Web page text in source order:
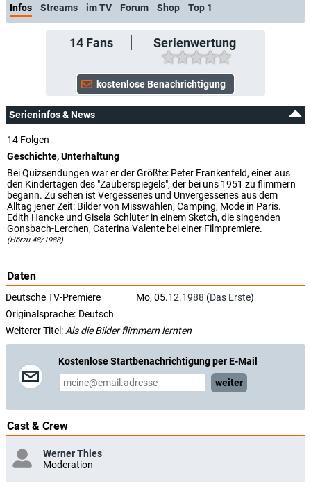
Infos Streams im TV Forum Shop Top 1
14Fans Serienwertung
Serieninfos & News
14 Folgen
Geschichte, Unterhaltung
Bei Quizsendungen war er der Größte: Peter Frankenfeld, einer aus
den Kindertagen des "Zauberspiegels", der bei uns 1951 zu flimmern
begann. Zu sehen ist Vergessenes und Unvergessenes aus dem
Alltag jener Zeit: Bilder von Misswahlen, Camping, Mode in Paris.
Edith Hancke und Gisela Schlüter in einem Sketch, die singenden
Gonsbach-Lerchen, Caterina Valente bei einer Filmpremiere.
(Hörzu 48/1988)
Daten
Deutsche TV-Premiere Mo, 05.12.1988 (Das Erste)
Originalsprache: Deutsch
Weiterer Titel: Als die Bilder flimmern lernten
Kostenlose Startbenachrichtigung per E-Mail
weiter
Cast & Crew
Werner Thies
Moderation